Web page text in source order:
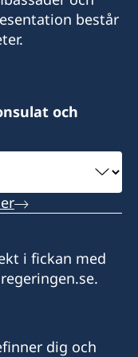
består
och
i fickan med
dig och